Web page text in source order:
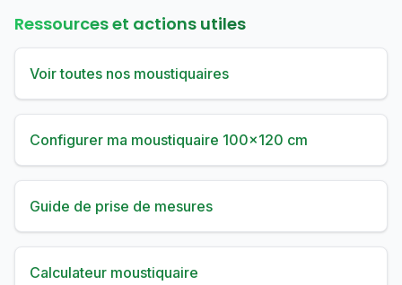
Ressources et actions utiles
Voir toutes nos moustiquaires
Configurer ma moustiquaire 100×120 cm
Guide de prise de mesures
Calculateur moustiquaire